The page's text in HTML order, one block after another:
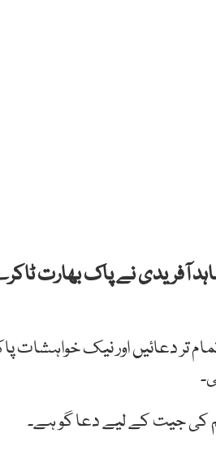
آفریدی نے پاک بھارت
تر دعائیں اور نیک خواہشات
کی جیت کے لیے دعا گو ہے۔